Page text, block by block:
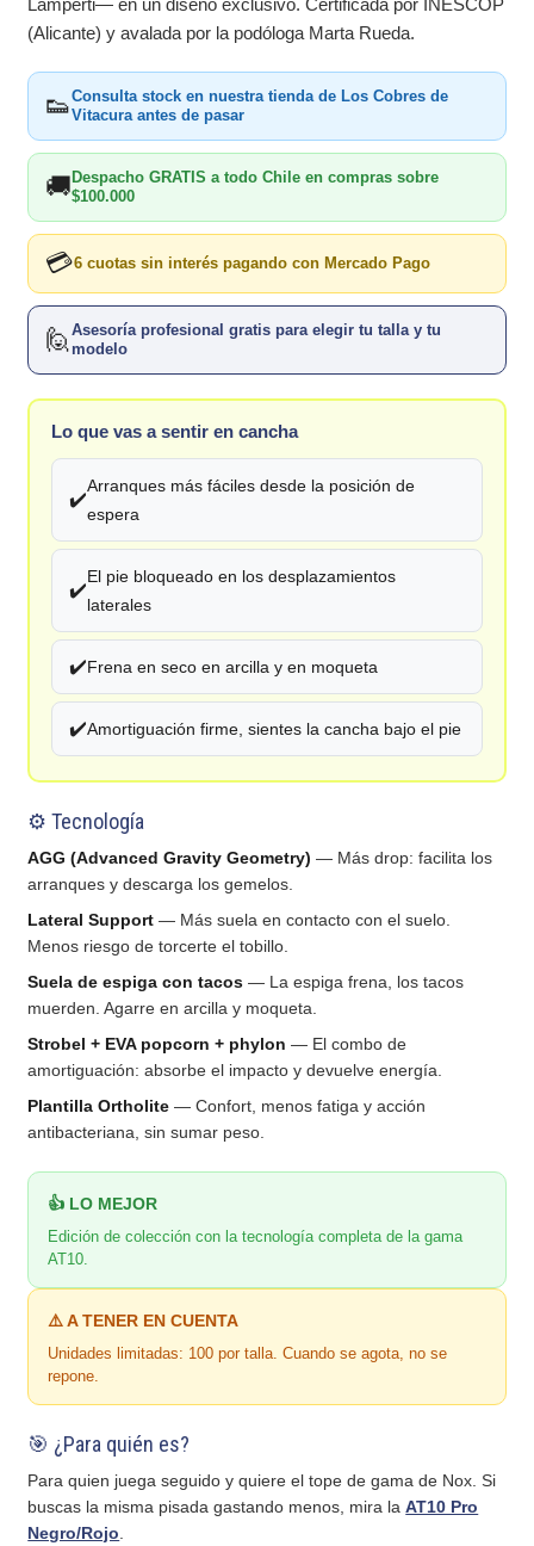
(Alicante) y avalada por la podóloga Marta Rueda.
👟Consulta stock en nuestra tienda de Los Cobres de
Vitacura antes de pasar
🚚Despacho GRATIS a todo Chile en compras sobre
$100.000
💳6 cuotas sin interés pagando con Mercado Pago
🙋Asesoría profesional gratis para elegir tu talla y tu
modelo
Lo que vas a sentir en cancha
✔️
Arranques más fáciles desde la posición de
espera
✔️
El pie bloqueado en los desplazamientos
laterales
✔️Frena en seco en arcilla y en moqueta
✔️Amortiguación firme, sientes la cancha bajo el pie
⚙️ Tecnología
AGG (Advanced Gravity Geometry) — Más drop: facilita los
arranques y descarga los gemelos.
Lateral Support — Más suela en contacto con el suelo.
Menos riesgo de torcerte el tobillo.
Suela de espiga con tacos — La espiga frena, los tacos
muerden. Agarre en arcilla y moqueta.
Strobel + EVA popcorn + phylon — El combo de
amortiguación: absorbe el impacto y devuelve energía.
Plantilla Ortholite — Confort, menos fatiga y acción
antibacteriana, sin sumar peso.
👍 LO MEJOR
Edición de colección con la tecnología completa de la gama
AT10.
⚠️ A TENER EN CUENTA
Unidades limitadas: 100 por talla. Cuando se agota, no se
repone.
🎯 ¿Para quién es?
Para quien juega seguido y quiere el tope de gama de Nox. Si
buscas la misma pisada gastando menos, mira laAT10 Pro
Negro/Rojo